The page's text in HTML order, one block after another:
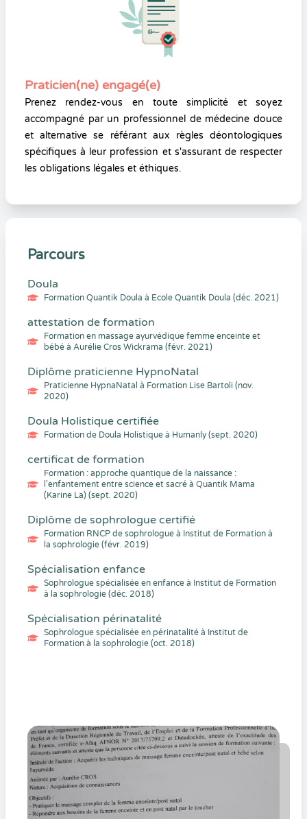
Praticien(ne) engagé(e)
Prenez rendez-vous en toute simplicité et soyez
accompagné par un professionnel de médecine douce
et alternative se référant aux règles déontologiques
spécifiques à leur profession et s'assurant de respecter
les obligations légales et éthiques.
Parcours
Doula
Formation Quantik Doula à Ecole Quantik Doula (déc. 2021)
attestation de formation
Formation en massage ayurvédique femme enceinte et
bébé à Aurélie Cros Wickrama (févr. 2021)
Diplôme praticienne HypnoNatal
Praticienne HypnaNatal à Formation Lise Bartoli (nov.
2020)
Doula Holistique certifiée
Formation de Doula Holistique à Humanly (sept. 2020)
certificat de formation
Formation : approche quantique de la naissance :
l'enfantement entre science et sacré à Quantik Mama
(Karine La) (sept. 2020)
Diplôme de sophrologue certifié
Formation RNCP de sophrologue à Institut de Formation à
la sophrologie (févr. 2019)
Spécialisation enfance
Sophrologue spécialisée en enfance à Institut de Formation
à la sophrologie (déc. 2018)
Spécialisation périnatalité
Sophrologue spécialisée en périnatalité à Institut de
Formation à la sophrologie (oct. 2018)